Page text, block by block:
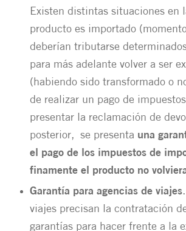
Existen distintas situaciones en
producto es importado
deberían tributarse
para más adelante volver a ser
(habiendo sido transformado o
de realizar un pago de
presentar la reclamación de
posterior, se presenta una
el pago de los impuestos de
finamente el producto no
Garantía para agencias de viajes
viajes precisan la contratación
garantías para hacer frente a la